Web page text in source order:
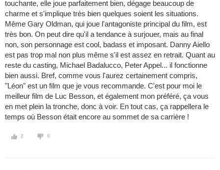
touchante, elle joue parfaitement bien, dégage beaucoup de
charme et s'implique très bien quelques soient les situations.
Même Gary Oldman, qui joue l'antagoniste principal du film, est
très bon. On peut dire qu'il a tendance à surjouer, mais au final
non, son personnage est cool, badass et imposant. Danny Aiello
est pas trop mal non plus même s'il est assez en retrait. Quant au
reste du casting, Michael Badalucco, Peter Appel... il fonctionne
bien aussi. Bref, comme vous l'aurez certainement compris,
"Léon" est un film que je vous recommande. C'est pour moi le
meilleur film de Luc Besson, et également mon préféré, ça vous
en met plein la tronche, donc à voir. En tout cas, ça rappellera le
temps où Besson était encore au sommet de sa carrière !
2 0